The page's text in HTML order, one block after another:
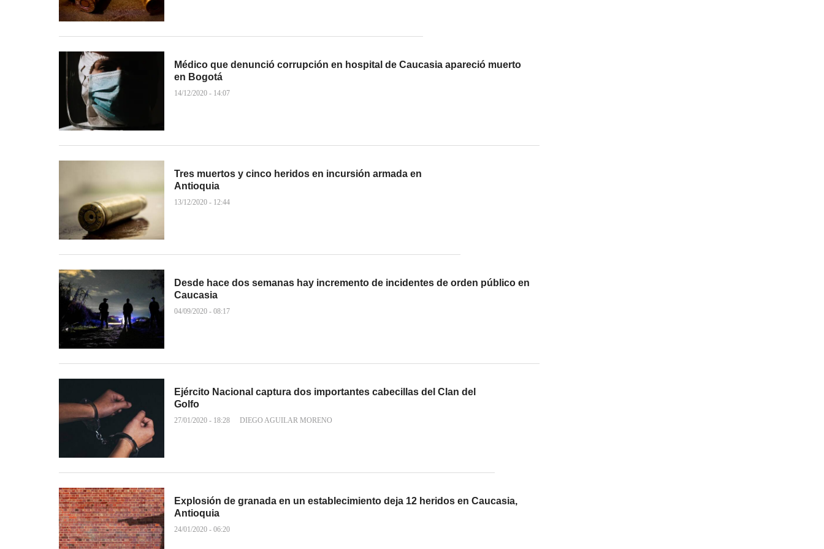
Médico que denunció corrupción en hospital de Caucasia apareció muerto
en Bogotá
14/12/2020 - 14:07
Tres muertos y cinco heridos en incursión armada en
Antioquia
13/12/2020 - 12:44
Desde hace dos semanas hay incremento de incidentes de orden público en
Caucasia
04/09/2020 - 08:17
Ejército Nacional captura dos importantes cabecillas del Clan del
Golfo
27/01/2020 - 18:28 DIEGO AGUILAR MORENO
Explosión de granada en un establecimiento deja 12 heridos en Caucasia,
Antioquia
24/01/2020 - 06:20